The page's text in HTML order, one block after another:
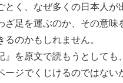
とく、なぜ多くの日本人が
ざ足を運ぶのか、その意味
るのかもしれません。
を原文で読もうとしても
ージでくじけるのではない